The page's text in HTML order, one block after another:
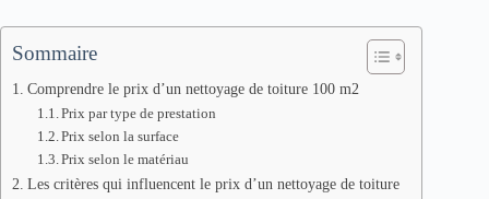
Sommaire
Comprendre le prix d’un nettoyage de toiture 100 m2
Prix par type de prestation
Prix selon la surface
Prix selon le matériau
Les critères qui influencent le prix d’un nettoyage de toiture